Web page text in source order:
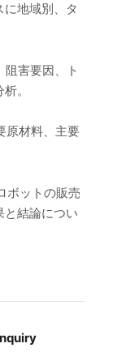
地域別、タ
害要因、ト
。
原材料、主要
ボットの販売
と結論につい